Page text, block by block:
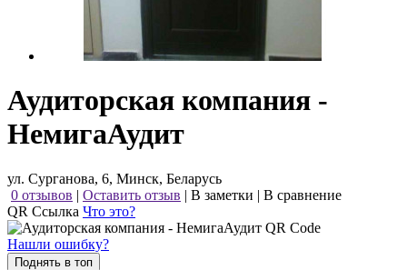
Аудиторская компания -
НемигаАудит
ул. Сурганова, 6, Минск, Беларусь
0 отзывов | Оставить отзыв | В заметки | В сравнение
QR Ссылка Что это?
Нашли ошибку?
Поднять в топ